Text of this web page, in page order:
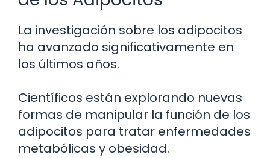
La investigación sobre los adipocitos
ha avanzado significativamente en
los últimos años.
Científicos están explorando nuevas
formas de manipular la función de los
adipocitos para tratar enfermedades
metabólicas y obesidad.